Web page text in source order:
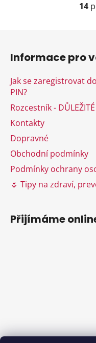
14
Informace pro
Jak se zaregistrovat
PIN?
Rozcestník -
Kontakty
Dopravné
Obchodní podmínky
Podmínky ochrany
🌷 Tipy na zdraví,
Přijímáme